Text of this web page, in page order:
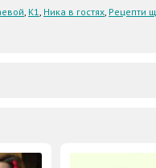
, К1, Ника в гостях, Рецепти